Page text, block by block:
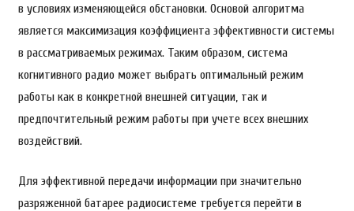
в условиях изменяющейся обстановки. Основой алгоритма
является максимизация коэффициента эффективности системы
в рассматриваемых режимах. Таким образом, система
когнитивного радио может выбрать оптимальный режим
работы как в конкретной внешней ситуации, так и
предпочтительный режим работы при учете всех внешних
воздействий.
Для эффективной передачи информации при значительно
разряженной батарее радиосистеме требуется перейти в